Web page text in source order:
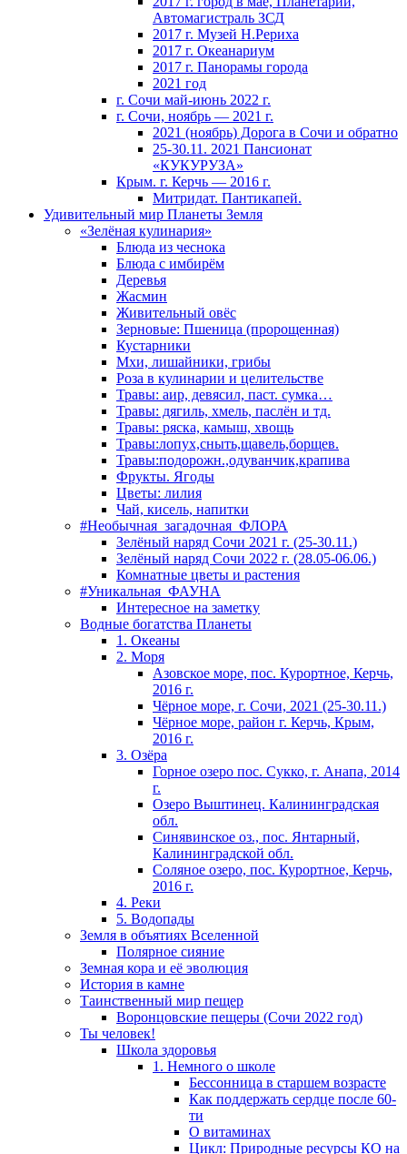
Автомагистраль ЗСД
2017 г. Музей Н.Рериха
2017 г. Океанариум
2017 г. Панорамы города
2021 год
г. Сочи май-июнь 2022 г.
г. Сочи, ноябрь — 2021 г.
2021 (ноябрь) Дорога в Сочи и обратно
25-30.11. 2021 Пансионат
«КУКУРУЗА»
Крым. г. Керчь — 2016 г.
Митридат. Пантикапей.
Удивительный мир Планеты Земля
«Зелёная кулинария»
Блюда из чеснока
Блюда с имбирём
Деревья
Жасмин
Живительный овёс
Зерновые: Пшеница (пророщенная)
Кустарники
Мхи, лишайники, грибы
Роза в кулинарии и целительстве
Травы: аир, девясил, паст. сумка…
Травы: дягиль, хмель, паслён и тд.
Травы: ряска, камыш, хвощь
Травы:лопух,сныть,щавель,борщев.
Травы:подорожн.,одуванчик,крапива
Фрукты. Ягоды
Цветы: лилия
Чай, кисель, напитки
#Необычная_загадочная_ФЛОРА
Зелёный наряд Сочи 2021 г. (25-30.11.)
Зелёный наряд Сочи 2022 г. (28.05-06.06.)
Комнатные цветы и растения
#Уникальная_ФАУНА
Интересное на заметку
Водные богатства Планеты
1. Океаны
2. Моря
Азовское море, пос. Курортное, Керчь,
2016 г.
Чёрное море, г. Сочи, 2021 (25-30.11.)
Чёрное море, район г. Керчь, Крым,
2016 г.
3. Озёра
Горное озеро пос. Сукко, г. Анапа, 2014
г.
Озеро Выштинец. Калининградская
обл.
Синявинское оз., пос. Янтарный,
Калининградской обл.
Соляное озеро, пос. Курортное, Керчь,
2016 г.
4. Реки
5. Водопады
Земля в объятиях Вселенной
Полярное сияние
Земная кора и её эволюция
История в камне
Таинственный мир пещер
Воронцовские пещеры (Сочи 2022 год)
Ты человек!
Школа здоровья
1. Немного о школе
Бессонница в старшем возрасте
Как поддержать сердце после 60-
ти
О витаминах
Цикл: Природные ресурсы КО на